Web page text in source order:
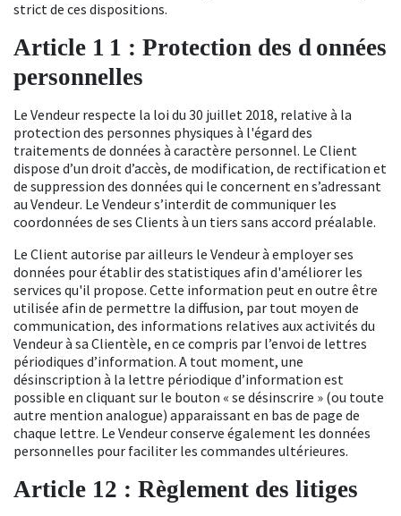
strict de ces dispositions.
Article 1 1 : Protection des d onnées
personnelles
Le Vendeur respecte la loi du 30 juillet 2018, relative à la
protection des personnes physiques à l'égard des
traitements de données à caractère personnel. Le Client
dispose d’un droit d’accès, de modification, de rectification et
de suppression des données qui le concernent en s’adressant
au Vendeur. Le Vendeur s’interdit de communiquer les
coordonnées de ses Clients à un tiers sans accord préalable.
Le Client autorise par ailleurs le Vendeur à employer ses
données pour établir des statistiques afin d'améliorer les
services qu'il propose. Cette information peut en outre être
utilisée afin de permettre la diffusion, par tout moyen de
communication, des informations relatives aux activités du
Vendeur à sa Clientèle, en ce compris par l’envoi de lettres
périodiques d’information. A tout moment, une
désinscription à la lettre périodique d’information est
possible en cliquant sur le bouton « se désinscrire » (ou toute
autre mention analogue) apparaissant en bas de page de
chaque lettre. Le Vendeur conserve également les données
personnelles pour faciliter les commandes ultérieures.
Article 12 : Règlement des litiges